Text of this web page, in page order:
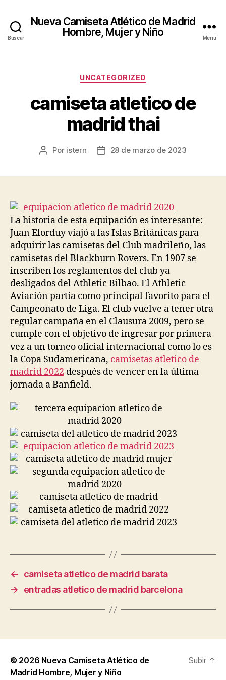
Buscar
Nueva Camiseta Atlético de Madrid
Hombre, Mujer y Niño
Menú
Categorías
UNCATEGORIZED
camiseta atletico de
madrid thai
Autor
Por istern
Fecha28 de marzo de 2023
La historia de esta equipación es interesante:
Juan Elorduy viajó a las Islas Británicas para
adquirir las camisetas del Club madrileño, las
camisetas del Blackburn Rovers. En 1907 se
inscriben los reglamentos del club ya
desligados del Athletic Bilbao. El Athletic
Aviación partía como principal favorito para el
Campeonato de Liga. El club vuelve a tener otra
regular campaña en el Clausura 2009, pero se
cumple con el objetivo de ingresar por primera
vez a un torneo oficial internacional como lo es
la Copa Sudamericana, camisetas atletico de
madrid 2022 después de vencer en la última
jornada a Banfield.
←
camiseta atletico de madrid barata
→
entradas atletico de madrid barcelona
© 2026 Nueva Camiseta Atlético de
Madrid Hombre, Mujer y Niño
Subir ↑